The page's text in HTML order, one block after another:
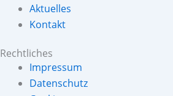
Aktuelles
Kontakt
Rechtliches
Impressum
Datenschutz